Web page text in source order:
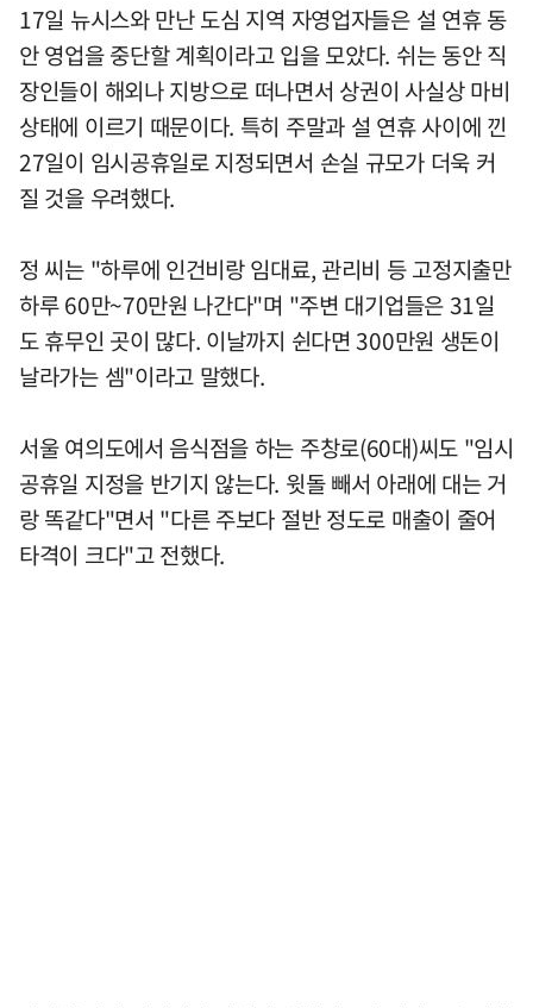
17일 뉴시스와 만난 도심 지역 자영업자들은 설 연휴 동
안 영업을 중단할 계획이라고 입을 모았다. 쉬는 동안 직
장인들이 해외나 지방으로 떠나면서 상권이 사실상 마비
상태에 이르기 때문이다. 특히 주말과 설 연휴 사이에 낀
27일이 임시공휴일로 지정되면서 손실 규모가 더욱 커
질 것을 우려했다.
정 씨는 "하루에 인건비랑 임대료, 관리비 등 고정지출만
하루 60만~70만원 나간다"며 "주변 대기업들은 31일
도 휴무인 곳이 많다. 이날까지 쉰다면 300만원 생돈이
날라가는 셈"이라고 말했다.
서울 여의도에서 음식점을 하는 주창로(60대)씨도 "임시
공휴일 지정을 반기지 않는다. 윗돌 빼서 아래에 대는 거
랑 똑같다"면서 "다른 주보다 절반 정도로 매출이 줄어
타격이 크다"고 전했다.